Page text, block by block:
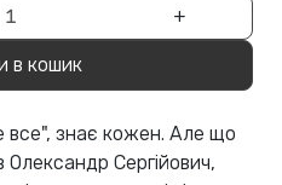
+
в кошик
все", знає кожен. Але що
Олександр Сергійович,